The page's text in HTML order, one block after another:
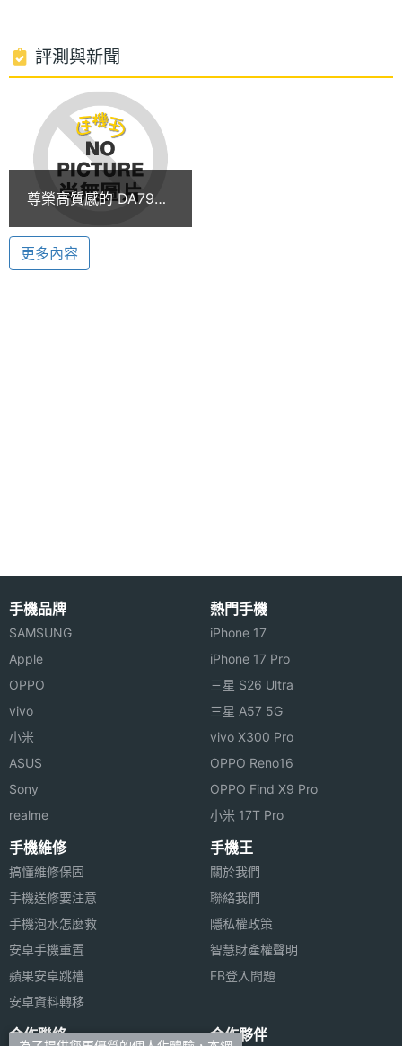
◎ 支援 MPEG4 影片播放
◎ 支援 64 和弦鈴聲
◎ 支援 FM Radio
◎ 支援計算機、行事曆、鬧鐘
◎ 支援 USB 傳輸
◎ 支援藍芽傳輸
◎ 內建 64MB 動態記憶體
◎ 支援 RS-MMC 記憶卡擴充
色彩
相機規格
主相機
畫素
130 萬畫素
主相機
感光元
件
CMOS
電池容
量
700 mAh(毫安培)
最大通
話時間
最大待
機時間
機體規格
機身長
度
度
機身厚
度
機身重 75 g(公克)
評測與新聞
尊榮高質感的 DA792+
DJ500！
更多內容
手機品牌
SAMSUNG
Apple
OPPO
vivo
小米
ASUS
Sony
realme
熱門手機
iPhone 17
iPhone 17 Pro
三星 S26 Ultra
三星 A57 5G
vivo X300 Pro
OPPO Reno16
OPPO Find X9 Pro
小米 17T Pro
手機維修
搞懂維修保固
手機送修要注意
手機泡水怎麼救
安卓手機重置
蘋果安卓跳槽
安卓資料轉移
手機王
關於我們
聯絡我們
隱私權政策
智慧財產權聲明
FB登入問題
合作聯絡 合作夥伴